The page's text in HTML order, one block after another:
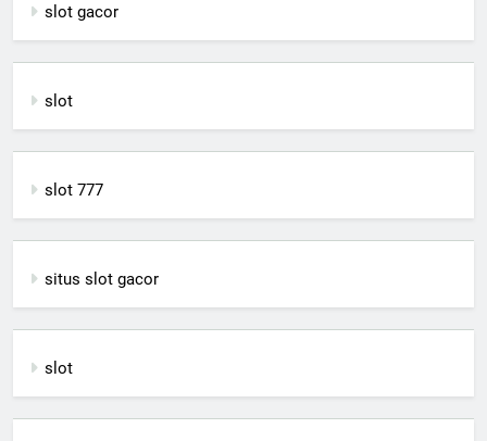
slot gacor
slot
slot 777
situs slot gacor
slot